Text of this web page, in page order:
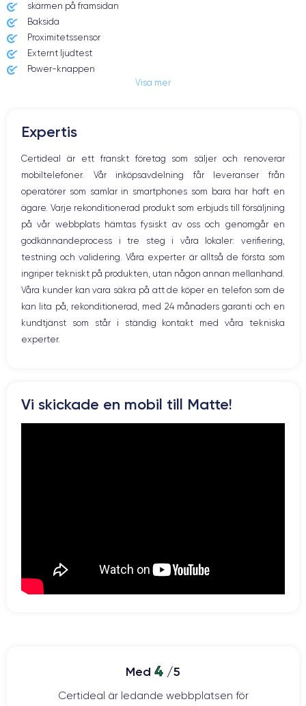
Dimensions
IPS LCD 6.1 pouces
Apple A13 Bionic 6
Nom GPU
GPU 4 cœurs
Fréq. processeur
2.65 GHz
12 MP 12 MP
Résolution vidéo
4K - 3840x2160px
Recharge rapide
Oui, minimum 18W
Batterie Dual SIM
Si vous souhaitez découvrir en détail les caractéristiques de ce
skärmen på framsidan
Baksida
Proximitetssensor
Externt ljudtest
Power-knappen
Högtalare
Hem-knappen
Bluetooth
WiFi
Nätverk
Vibration
Prise USB
Visa mer
Expertis
Certideal är ett franskt företag som säljer och renoverar
mobiltelefoner. Vår inköpsavdelning får leveranser från
operatörer som samlar in smartphones som bara har haft en
ägare. Varje rekonditionerad produkt som erbjuds till försäljning
på vår webbplats hämtas fysiskt av oss och genomgår en
godkännandeprocess i tre steg i våra lokaler: verifiering,
testning och validering. Våra experter är alltså de första som
ingriper tekniskt på produkten, utan någon annan mellanhand.
Våra kunder kan vara säkra på att de köper en telefon som de
kan lita på, rekonditionerad, med 24 månaders garanti och en
kundtjänst som står i ständig kontakt med våra tekniska
experter.
Vi skickade en mobil till Matte!
Med 4 /5
Certideal är ledande webbplatsen för